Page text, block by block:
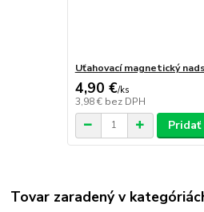
Uťahovací magnetický
4,90 €/ks
3,98 € bez DPH
Pridať
Tovar zaradený v